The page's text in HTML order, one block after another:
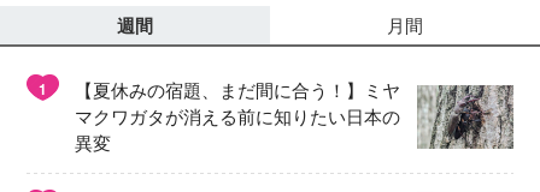
週間 月間
1
【夏休みの宿題、まだ間に合う！】ミヤ
マクワガタが消える前に知りたい日本の
異変